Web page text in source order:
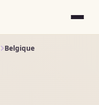
Belgique